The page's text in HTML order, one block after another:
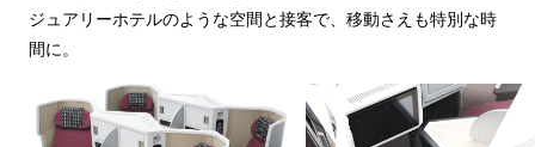
ジュアリーホテルのような空間と接客で、移動さえも特別な時
間に。